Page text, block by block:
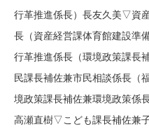
行革推進係長）長友久美▽資
長（資産経営課体育館建設準
行革推進係長（環境政策課長
民課長補佐兼市民相談係長（
境政策課長補佐兼環境政策係
高瀬直樹▽こども課長補佐兼